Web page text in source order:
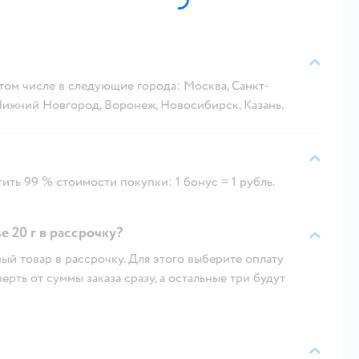
числе в следующие города: Москва, Санкт-
Новгород, Воронеж, Новосибирск, Казань.
99 % стоимости покупки: 1 бонус = 1 рубль.
г в рассрочку?
товар в рассрочку. Для этого выберите оплату
от суммы заказа сразу, а остальные три будут